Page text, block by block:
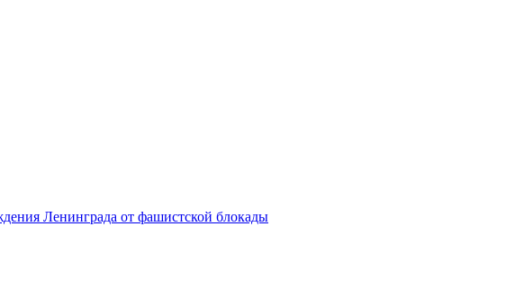
Ленинграда от фашистской блокады